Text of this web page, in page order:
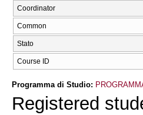
Coordinator
Common
Stato
Course ID
Programma di Studio:
Registered